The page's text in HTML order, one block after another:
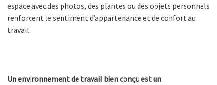
espace avec des photos, des plantes ou des objets personnels
renforcent le sentiment d’appartenance et de confort au
travail.
Un environnement de travail bien conçu est un